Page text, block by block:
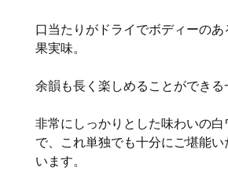
口当たりがドライでボディーの
果実味。
余韻も長く楽しめることができる
非常にしっかりとした味わいの
で、これ単独でも十分にご堪能
います。